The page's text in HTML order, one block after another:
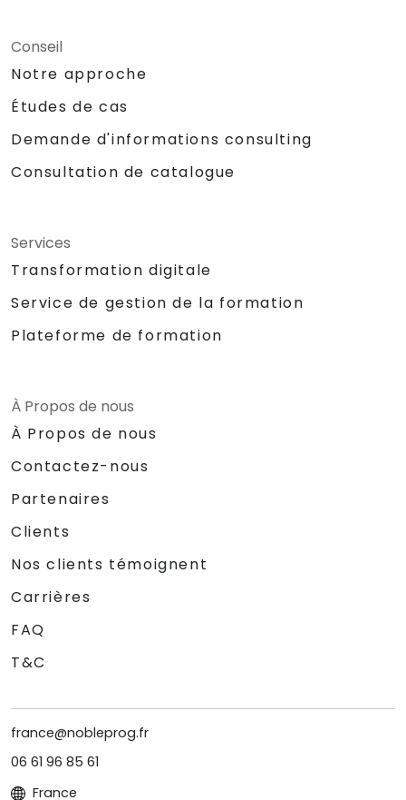
Conseil
Notre approche
Études de cas
Demande d'informations consulting
Consultation de catalogue
Services
Transformation digitale
Service de gestion de la formation
Plateforme de formation
À Propos de nous
À Propos de nous
Contactez-nous
Partenaires
Clients
Nos clients témoignent
Carrières
FAQ
T&C
france@nobleprog.fr
06 61 96 85 61
France